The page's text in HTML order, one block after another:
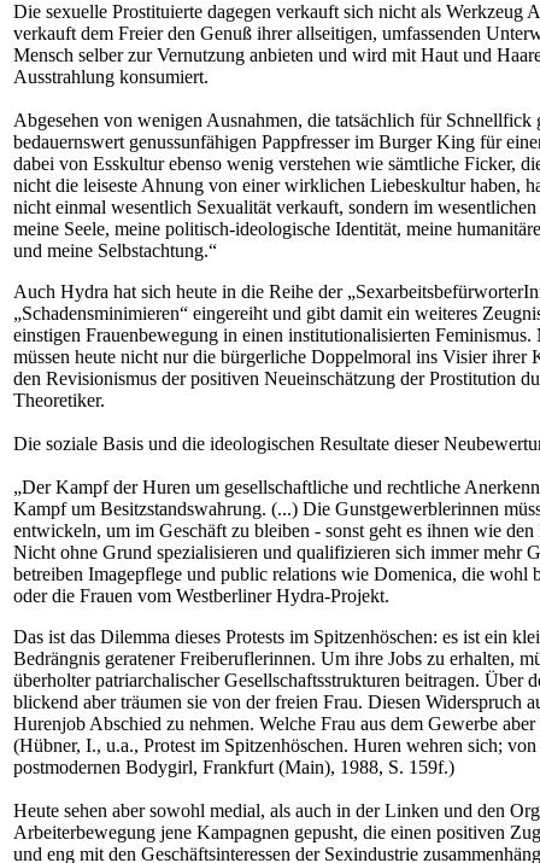
Die sexuelle Prostituierte dagegen verkauft sich nicht als Werkzeug
verkauft dem Freier den Genuß ihrer allseitigen, umfassenden
Mensch selber zur Vernutzung anbieten und wird mit Haut und
Ausstrahlung konsumiert.
Abgesehen von wenigen Ausnahmen, die tatsächlich für Schnellfick
bedauernswert genussunfähigen Pappfresser im Burger King für
dabei von Esskultur ebenso wenig verstehen wie sämtliche Ficker,
nicht die leiseste Ahnung von einer wirklichen Liebeskultur haben,
nicht einmal wesentlich Sexualität verkauft, sondern im
meine Seele, meine politisch-ideologische Identität, meine
und meine Selbstachtung.“
Auch Hydra hat sich heute in die Reihe der
„Schadensminimieren“ eingereiht und gibt damit ein weiteres
einstigen Frauenbewegung in einen institutionalisierten
müssen heute nicht nur die bürgerliche Doppelmoral ins Visier ihrer
den Revisionismus der positiven Neueinschätzung der Prostitution
Theoretiker.
Die soziale Basis und die ideologischen Resultate dieser
„Der Kampf der Huren um gesellschaftliche und rechtliche
Kampf um Besitzstandswahrung. (...) Die Gunstgewerblerinnen
entwickeln, um im Geschäft zu bleiben - sonst geht es ihnen wie
Nicht ohne Grund spezialisieren und qualifizieren sich immer mehr
betreiben Imagepflege und public relations wie Domenica, die wohl
oder die Frauen vom Westberliner Hydra-Projekt.
Das ist das Dilemma dieses Protests im Spitzenhöschen: es ist ein
Bedrängnis geratener Freiberuflerinnen. Um ihre Jobs zu erhalten,
überholter patriarchalischer Gesellschaftsstrukturen beitragen. Über
blickend aber träumen sie von der freien Frau. Diesen Widerspruch
Hurenjob Abschied zu nehmen. Welche Frau aus dem Gewerbe
(Hübner, I., u.a., Protest im Spitzenhöschen. Huren wehren sich;
postmodernen Bodygirl, Frankfurt (Main), 1988, S. 159f.)
Heute sehen aber sowohl medial, als auch in der Linken und den
Arbeiterbewegung jene Kampagnen gepusht, die einen positiven
und eng mit den Geschäftsinteressen der Sexindustrie